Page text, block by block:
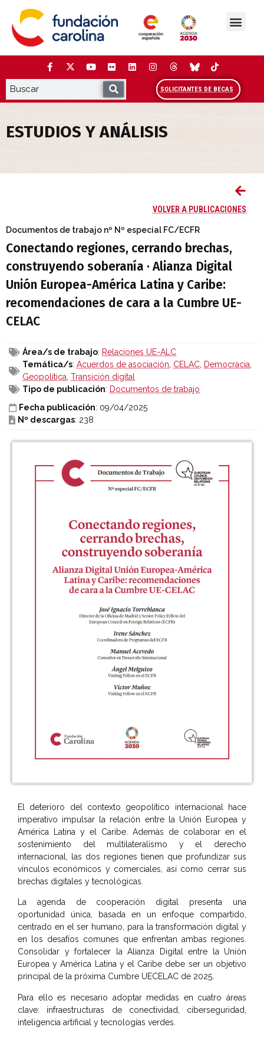
contenido
SOLICITANTES DE BECAS
ESTUDIOS Y ANÁLISIS
VOLVER A PUBLICACIONES
Documentos de trabajo nº Nº especial FC/ECFR
Conectando regiones, cerrando brechas,
construyendo soberanía · Alianza Digital
Unión Europea-América Latina y Caribe:
recomendaciones de cara a la Cumbre UE-
CELAC
Área/s de trabajo: Relaciones UE-ALC
Temática/s: Acuerdos de asociación, CELAC, Democracia,
Geopolítica, Transición digital
Tipo de publicación: Documentos de trabajo
Fecha publicación: 09/04/2025
Nº descargas: 238
El deterioro del contexto geopolítico internacional hace
imperativo impulsar la relación entre la Unión Europea y
América Latina y el Caribe. Además de colaborar en el
sostenimiento del multilateralismo y el derecho
internacional, las dos regiones tienen que profundizar sus
vínculos económicos y comerciales, así como cerrar sus
brechas digitales y tecnológicas.
La agenda de cooperación digital presenta una
oportunidad única, basada en un enfoque compartido,
centrado en el ser humano, para la transformación digital y
en los desafíos comunes que enfrentan ambas regiones.
Consolidar y fortalecer la Alianza Digital entre la Unión
Europea y América Latina y el Caribe debe ser un objetivo
principal de la próxima Cumbre UECELAC de 2025.
Para ello es necesario adoptar medidas en cuatro áreas
clave: infraestructuras de conectividad, ciberseguridad,
inteligencia artificial y tecnologías verdes.